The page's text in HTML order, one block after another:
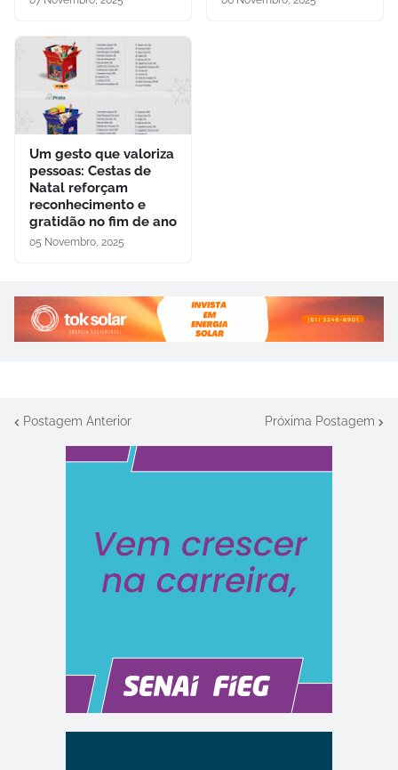
Um gesto que valoriza
pessoas: Cestas de
Natal reforçam
reconhecimento e
gratidão no fim de ano
05 Novembro, 2025
Postagem Anterior Próxima Postagem